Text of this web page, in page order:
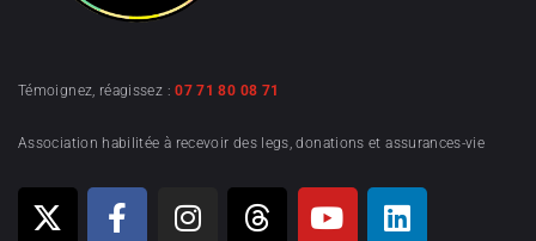
Témoignez, réagissez :07 71 80 08 71
Association habilitée à recevoir des legs, donations et assurances-vie